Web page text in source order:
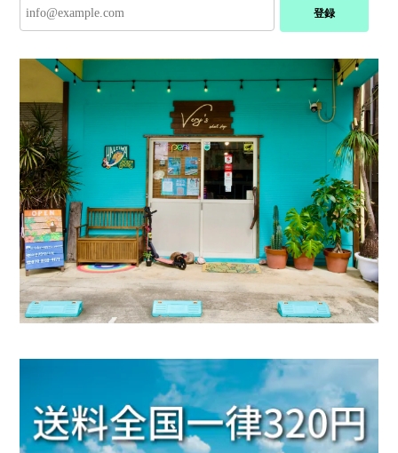
Plate Initial Necklace 【チェーン付き・40-65cm】【Very's Jewelry】
シルバー,S
2025/07/08
とっても可愛くお気に入りです‪ ·͜· ︎︎ᰔᩚ
Penne Pierce【Very's Jewelry】《両耳セット》
シルバー
2025/06/17
2025/06/17
友達とお揃いで付けようと思い シルバーと ゴールド
２個買いしちゃいました。 はやく、渡したいです。
登録